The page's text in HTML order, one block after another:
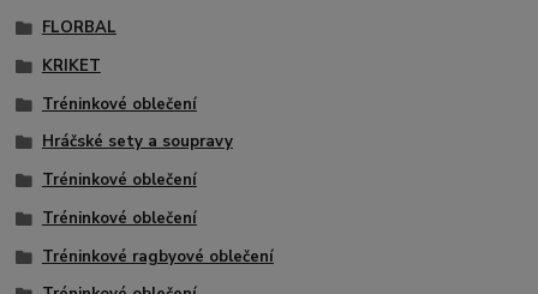
FLORBAL
KRIKET
Tréninkové oblečení
Hráčské sety a soupravy
Tréninkové oblečení
Tréninkové oblečení
Tréninkové ragbyové oblečení